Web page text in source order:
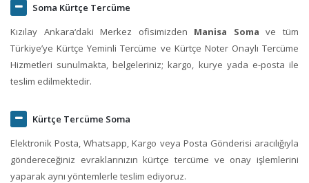
Soma Kürtçe Tercüme
Kızılay Ankara‘daki Merkez ofisimizden Manisa Soma ve tüm
Türkiye’ye Kürtçe Yeminli Tercüme ve Kürtçe Noter Onaylı Tercüme
Hizmetleri sunulmakta, belgeleriniz; kargo, kurye yada e-posta ile
teslim edilmektedir.
Kürtçe Tercüme Soma
Elektronik Posta, Whatsapp, Kargo veya Posta Gönderisi aracılığıyla
göndereceğiniz evraklarınızın kürtçe tercüme ve onay işlemlerini
yaparak aynı yöntemlerle teslim ediyoruz.